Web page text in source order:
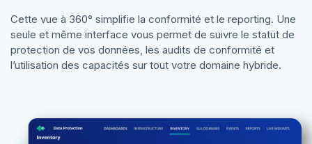
Cette vue à 360° simplifie la conformité et le reporting. Une
seule et même interface vous permet de suivre le statut de
protection de vos données, les audits de conformité et
l’utilisation des capacités sur tout votre domaine hybride.